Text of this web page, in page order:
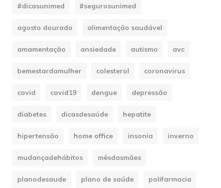
#dicasunimed #segurosunimed
agosto dourado alimentação saudável
amamentação ansiedade autismo avc
bemestardamulher colesterol coronavirus
covid covid19 dengue depressão
diabetes dicasdesaúde hepatite
hipertensão home office insonia inverno
mudançadehábitos mêsdasmães
planodesaude plano de saúde polifarmacia